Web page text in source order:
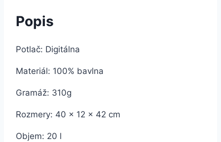
Popis
Potlač: Digitálna
Materiál: 100% bavlna
Gramáž: 310g
Rozmery: 40 x 12 x 42 cm
Objem: 20 l